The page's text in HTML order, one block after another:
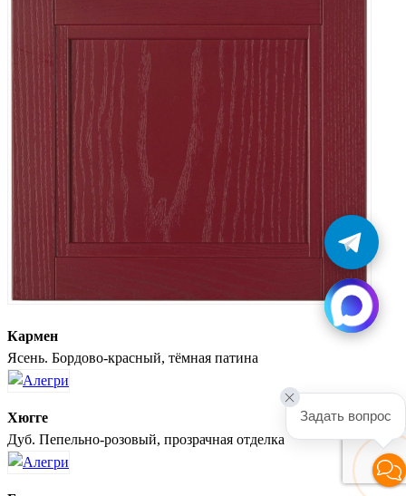
Кармен
Ясень. Бордово-красный, тёмная патина
Хюгге
Дуб. Пепельно-розовый, прозрачная отделка
Задать вопрос